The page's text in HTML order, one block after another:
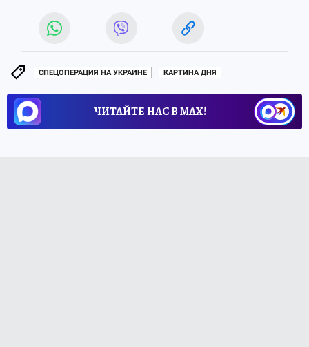
СПЕЦОПЕРАЦИЯ НА УКРАИНЕ КАРТИНА ДНЯ
ЧИТАЙТЕ НАС В МАХ!